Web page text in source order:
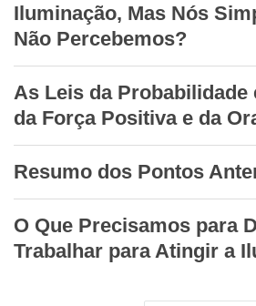
Iluminação, Mas Nós
Não Percebemos?
As Leis da Probabilidade
da Força Positiva e da
Resumo dos Pontos
O Que Precisamos para
Trabalhar para Atingir a